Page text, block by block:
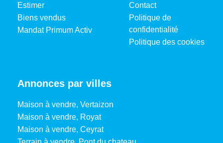
Estimer
Biens vendus
Mandat Primum Activ
Contact
Politique de
confidentialité
Politique des cookies
Annonces par villes
Maison à vendre, Vertaizon
Maison à vendre, Royat
Maison à vendre, Ceyrat